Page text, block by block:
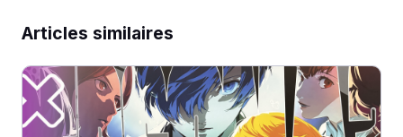
Articles similaires